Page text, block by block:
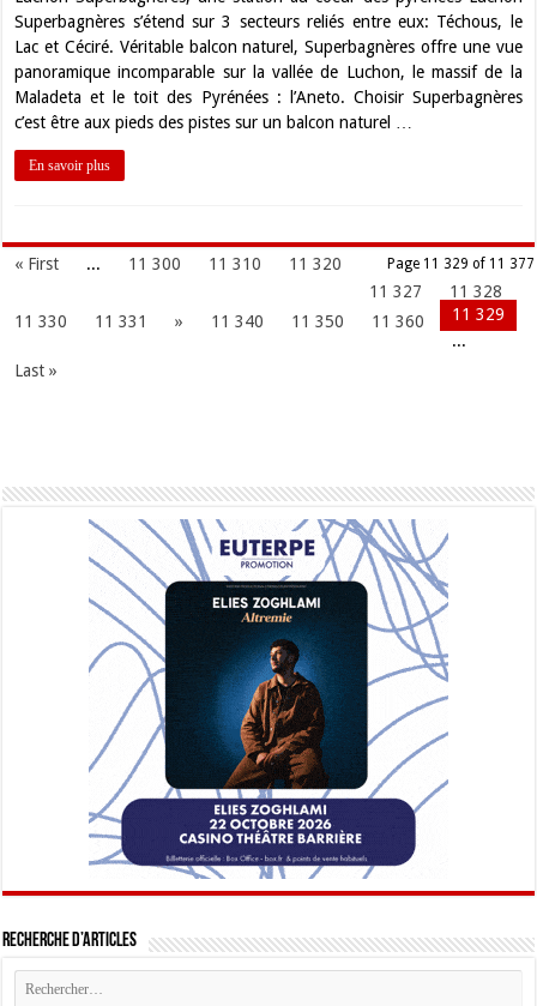
Superbagnères s’étend sur 3 secteurs reliés entre eux: Téchous, le
Lac et Céciré. Véritable balcon naturel, Superbagnères offre une vue
panoramique incomparable sur la vallée de Luchon, le massif de la
Maladeta et le toit des Pyrénées : l’Aneto. Choisir Superbagnères
c’est être aux pieds des pistes sur un balcon naturel …
En savoir plus
Page 11 329 of 11 377
« First ... 11 300 11 310
11 320
11 327
11 328
11 329
11 330 11 331 » 11 340 11 350
11 360
...
Last »
Recherche d’articles